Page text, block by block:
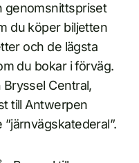
genomsnittspriset
du köper biljetten
och de lägsta
du bokar i förväg.
Central,
till Antwerpen